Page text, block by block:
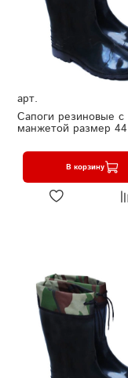
арт.
Сапоги резиновые с
манжетой размер 44
В корзину